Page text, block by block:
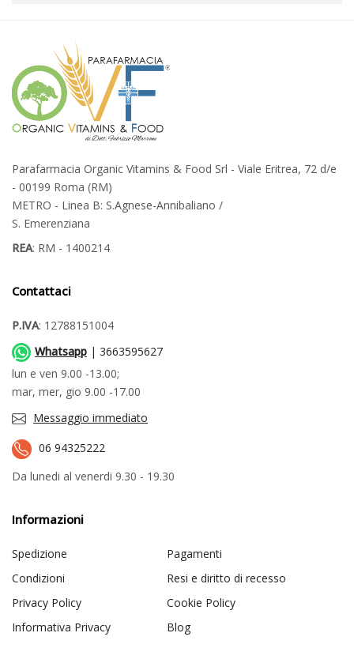
Parafarmacia Organic Vitamins & Food Srl - Viale Eritrea, 72 d/e
- 00199 Roma (RM)
METRO - Linea B: S.Agnese-Annibaliano /
S. Emerenziana
REA: RM - 1400214
Contattaci
P.IVA: 12788151004
Whatsapp | 3663595627
lun e ven 9.00 -13.00;
mar, mer, gio 9.00 -17.00
Messaggio immediato
06 94325222
Da lunedi al venerdi 9.30 - 19.30
Informazioni
Spedizione
Pagamenti
Condizioni
Resi e diritto di recesso
Privacy Policy
Cookie Policy
Informativa Privacy
Blog